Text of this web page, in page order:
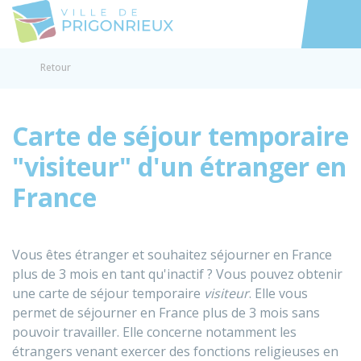
Accéder
Retour
Carte de séjour temporaire
"visiteur" d'un étranger en
France
Vous êtes étranger et souhaitez séjourner en France
plus de 3 mois en tant qu'inactif ? Vous pouvez obtenir
une carte de séjour temporaire visiteur. Elle vous
permet de séjourner en France plus de 3 mois sans
pouvoir travailler. Elle concerne notamment les
étrangers venant exercer des fonctions religieuses en